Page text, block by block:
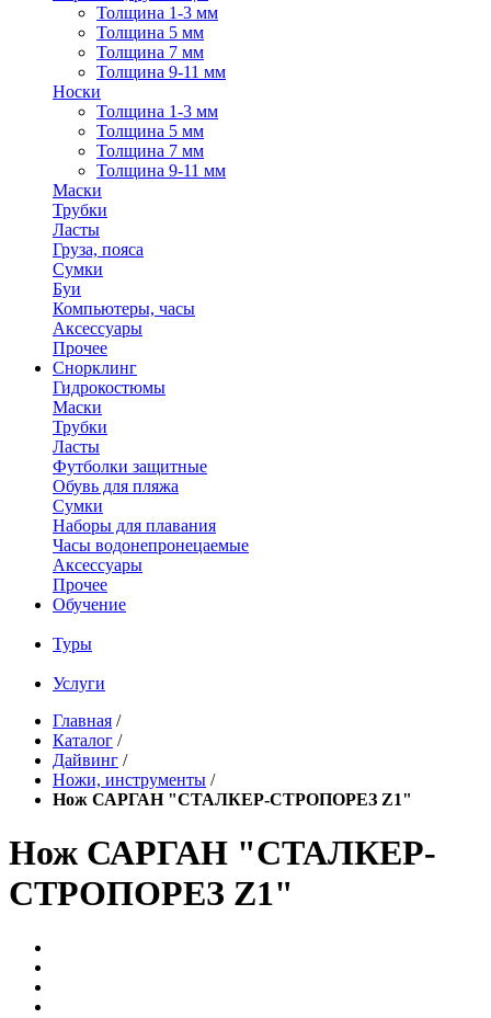
Толщина 1-3 мм
Толщина 5 мм
Толщина 7 мм
Толщина 9-11 мм
Носки
Толщина 1-3 мм
Толщина 5 мм
Толщина 7 мм
Толщина 9-11 мм
Маски
Трубки
Ласты
Груза, пояса
Сумки
Буи
Компьютеры, часы
Аксессуары
Прочее
Снорклинг
Гидрокостюмы
Маски
Трубки
Ласты
Футболки защитные
Обувь для пляжа
Сумки
Наборы для плавания
Часы водонепронецаемые
Аксессуары
Прочее
Обучение
Туры
Услуги
Главная /
Каталог /
Дайвинг /
Ножи, инструменты /
Нож САРГАН "СТАЛКЕР-СТРОПОРЕЗ Z1"
Нож САРГАН "СТАЛКЕР-
СТРОПОРЕЗ Z1"